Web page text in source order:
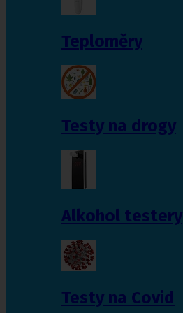
Teploměry
Testy na drogy
Alkohol testery
Testy na Covid